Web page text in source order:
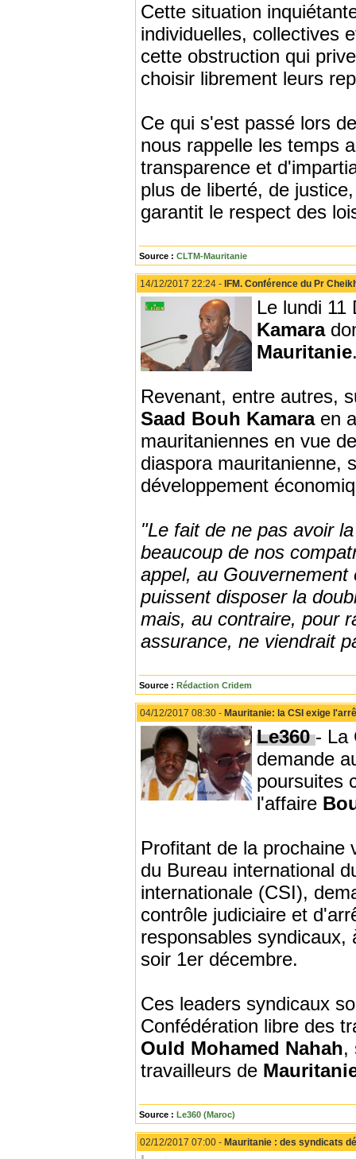
Cette situation
individuelles, collectives
cette obstruction qui
choisir librement leurs
Ce qui s'est passé lors
nous rappelle les temps
transparence et
plus de liberté, de
garantit le respect des
Source : CLTM-Mauritanie
14/12/2017 22:24 - IFM. Conférence du Pr
Le lundi
Kamara
Mauritanie
Revenant, entre autres,
Saad Bouh Kamaraen
mauritaniennes en vue
diaspora mauritanienne,
développement
"Le fait de ne pas avoir
beaucoup de nos
appel, au Gouvernement
puissent disposer la
mais, au contraire, pour
assurance, ne viendrait
Source : Rédaction Cridem
04/12/2017 08:30 - Mauritanie: la CSI exige
Le360- La
demande
poursuites
l'affaire
Profitant de la prochaine
du Bureau international
internationale (CSI),
contrôle judiciaire et
responsables syndicaux,
soir 1er décembre.
Ces leaders syndicaux
Confédération libre des
Ould Mohamed Nahah,
travailleurs de
Source : Le360 (Maroc)
02/12/2017 07:00 - Mauritanie : des syndicats